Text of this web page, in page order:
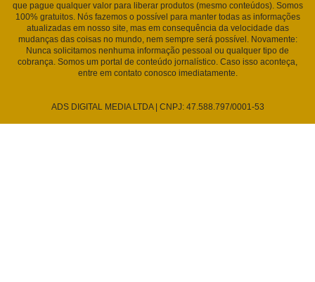
que pague qualquer valor para liberar produtos (mesmo conteúdos). Somos
100% gratuitos. Nós fazemos o possível para manter todas as informações
atualizadas em nosso site, mas em consequência da velocidade das
mudanças das coisas no mundo, nem sempre será possível. Novamente:
Nunca solicitamos nenhuma informação pessoal ou qualquer tipo de
cobrança. Somos um portal de conteúdo jornalístico. Caso isso aconteça,
entre em contato conosco imediatamente.
ADS DIGITAL MEDIA LTDA | CNPJ: 47.588.797/0001-53